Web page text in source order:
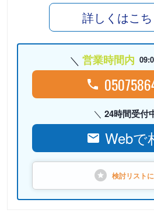
詳しくはこち
営業時間内
24時間受付
Webで
検討リストに